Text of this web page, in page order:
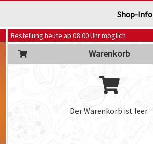
Shop-Info
Bestellung heute ab 08:00 Uhr möglich
Warenkorb
Der Warenkorb ist leer